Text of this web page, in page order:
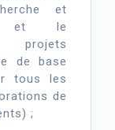
et
et le
projets
de base
tous les
de
;